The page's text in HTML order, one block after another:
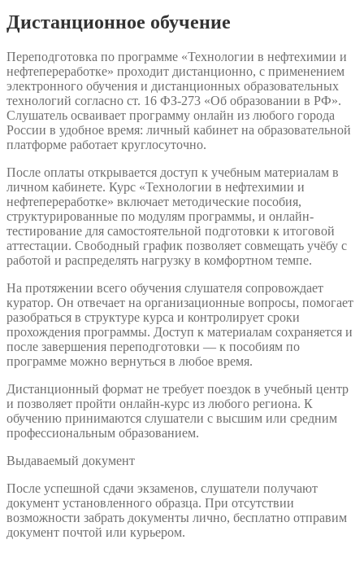
Дистанционное обучение
Переподготовка по программе «Технологии в нефтехимии и
нефтепереработке» проходит дистанционно, с применением
электронного обучения и дистанционных образовательных
технологий согласно ст. 16 ФЗ-273 «Об образовании в РФ».
Слушатель осваивает программу онлайн из любого города
России в удобное время: личный кабинет на образовательной
платформе работает круглосуточно.
После оплаты открывается доступ к учебным материалам в
личном кабинете. Курс «Технологии в нефтехимии и
нефтепереработке» включает методические пособия,
структурированные по модулям программы, и онлайн-
тестирование для самостоятельной подготовки к итоговой
аттестации. Свободный график позволяет совмещать учёбу с
работой и распределять нагрузку в комфортном темпе.
На протяжении всего обучения слушателя сопровождает
куратор. Он отвечает на организационные вопросы, помогает
разобраться в структуре курса и контролирует сроки
прохождения программы. Доступ к материалам сохраняется и
после завершения переподготовки — к пособиям по
программе можно вернуться в любое время.
Дистанционный формат не требует поездок в учебный центр
и позволяет пройти онлайн-курс из любого региона. К
обучению принимаются слушатели с высшим или средним
профессиональным образованием.
Выдаваемый документ
После успешной сдачи экзаменов, слушатели получают
документ установленного образца. При отсутствии
возможности забрать документы лично, бесплатно отправим
документ почтой или курьером.